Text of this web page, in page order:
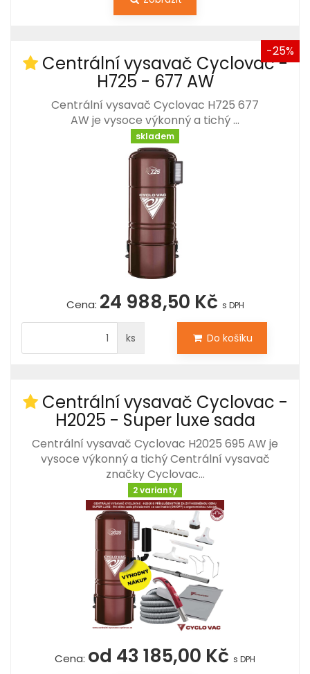
-25%
Centrální vysavač Cyclovac -
H725 - 677 AW
Centrální vysavač Cyclovac H725 677
AW je vysoce výkonný a tichý …
skladem
Cena: 24 988,50 Kč s DPH
ks Do košíku
Centrální vysavač Cyclovac -
H2025 - Super luxe sada
Centrální vysavač Cyclovac H2025 695 AW je
vysoce výkonný a tichý Centrální vysavač
značky Cyclovac…
2 varianty
Cena: od 43 185,00 Kč s DPH